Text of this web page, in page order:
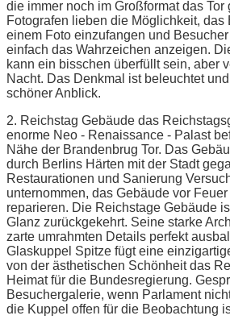
die immer noch im Großformat das Tor
Fotografen lieben die Möglichkeit, das
einem Foto einzufangen und
einfach das Wahrzeichen anzeigen.
kann ein bisschen überfüllt sein, aber
Nacht. Das Denkmal ist beleuchtet
schöner Anblick.
2. Reichstag Gebäude das
enorme Neo - Renaissance - Palast
Nähe der Brandenbrug Tor. Das
durch Berlins Härten mit der Stadt
Restaurationen und Sanierung
unternommen, das Gebäude vor
reparieren. Die Reichstage Gebäude
Glanz zurückgekehrt. Seine starke
zarte umrahmten Details perfekt
Glaskuppel Spitze fügt eine
von der ästhetischen Schönheit das
Heimat für die Bundesregierung.
Besuchergalerie, wenn Parlament
die Kuppel offen für die Beobachtung